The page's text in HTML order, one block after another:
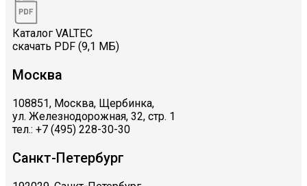
Каталог VALTEC
скачать PDF (9,1 МБ)
Москва
108851, Москва, Щербинка,
ул. Железнодорожная, 32, стр. 1
тел.: +7 (495) 228-30-30
Санкт-Петербург